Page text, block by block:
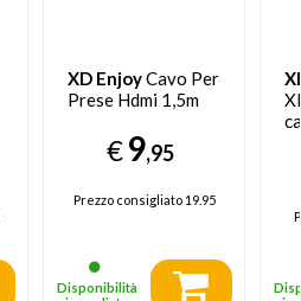
XD EnjoyCavo Per
Prese Hdmi 1,5m
€9,95
Prezzo consigliato19.95
Disponibilità